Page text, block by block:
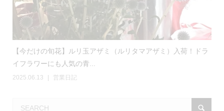
【今だけの旬花】ルリ玉アザミ（ルリタマアザミ）入荷！ドラ
イフラワーにも人気の青...
2025.06.13 営業日記